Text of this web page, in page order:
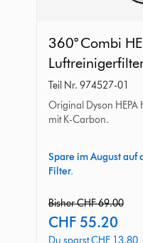
Combi
HEPA+K-
Carbon
Luftreinigerfilter
360° Combi
Teil Nr. 974527-01
Original Dyson HEPA
mit K-Carbon.
Spare im August auf
Filter.
original
price:
Bisher CHF 69.00
current
CHF 55.20
Du sparst CHF 13.80